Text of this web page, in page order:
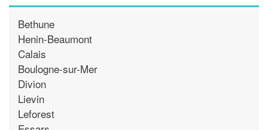
Bethune
Henin-Beaumont
Calais
Boulogne-sur-Mer
Divion
Lievin
Leforest